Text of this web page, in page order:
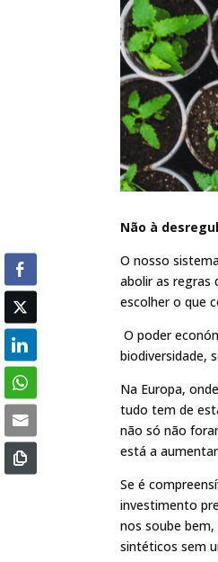
Não à
O nosso
abolir as regras
escolher o que
O poder
biodiversidade,
Na Europa,
tudo tem de
não só não
está a
Se é
investimento
nos soube
sintéticos sem